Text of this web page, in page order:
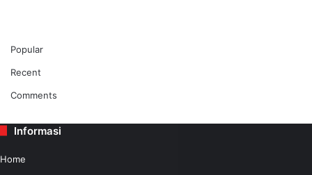
Popular
Recent
Comments
Informasi
Home